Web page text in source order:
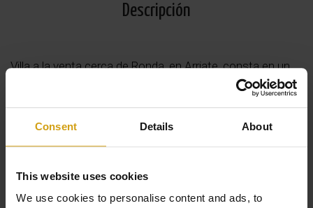
Consent Details About
This website uses cookies
We use cookies to personalise content and ads, to
Descripción
Villa a la venta cerca de Ronda, en Arriate, consta en un
salón, 5 dormitorios, 2 baños, una cocina amueblada, un
gimnasio y terrazas. Piscina y jacuzzi. Garaje. Parking
para varios coches. Podría construir una pista de tenis.
Parcela de 8.000m2. Arboles frutales. Vistas a las